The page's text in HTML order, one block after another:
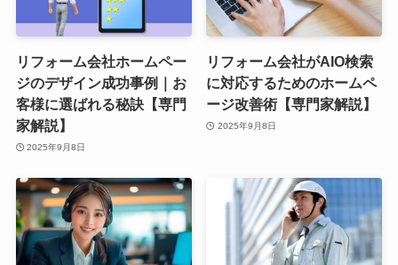
リフォーム会社ホームペー
ジのデザイン成功事例｜お
客様に選ばれる秘訣【専門
家解説】
2025年9月8日
リフォーム会社がAIO検索
に対応するためのホームペ
ージ改善術【専門家解説】
2025年9月8日